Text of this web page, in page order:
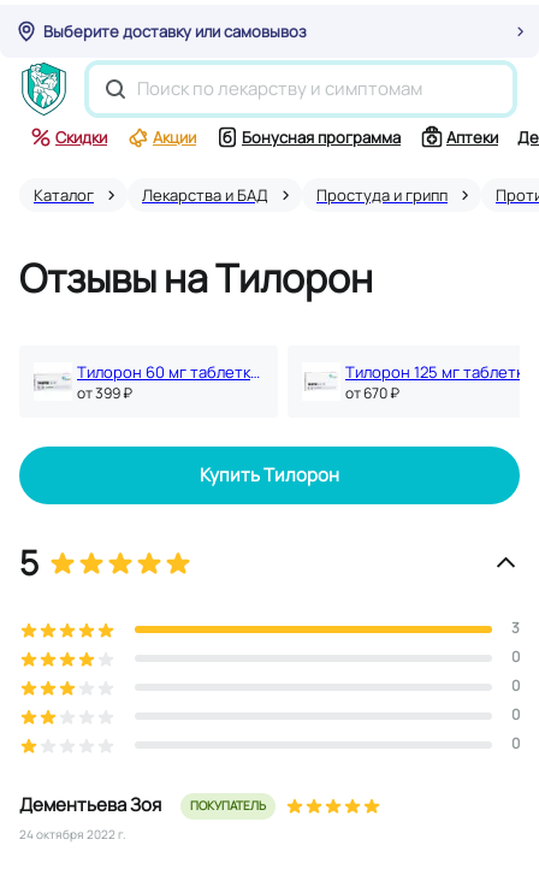
Выберите доставку или самовывоз
Скидки Акции Бонусная программа Аптеки
Каталог Лекарства и БАД Простуда и грипп
Отзывы на Тилорон
Тилорон 60 мг таблетки 10 шт
oт 399 ₽ oт 670 ₽
Дементьева Зоя
24 октября 2022 г.
ПОКУПАТЕЛЬ
Купить Тилорон
5
3
0
0
0
0